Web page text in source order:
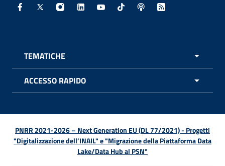
Facebook - Sito esterno - Apertura in nuova finestra
X - Sito esterno - Apertura in nuova finestra
Instagram - Sito esterno - Apertura in
Linkedin - Sito esterno - Apertura in
Youtube - Sito esterno -
TikTok - Sito esterno -
Spreaker - Sito
Feed RSS -
TEMATICHE
ACCESSO RAPIDO
PNRR 2021-2026 – Next Generation EU (DL 77/2021) - Progetti
"Digitalizzazione dell’INAIL" e "Migrazione della Piattaforma Data
Lake/Data Hub al PSN"